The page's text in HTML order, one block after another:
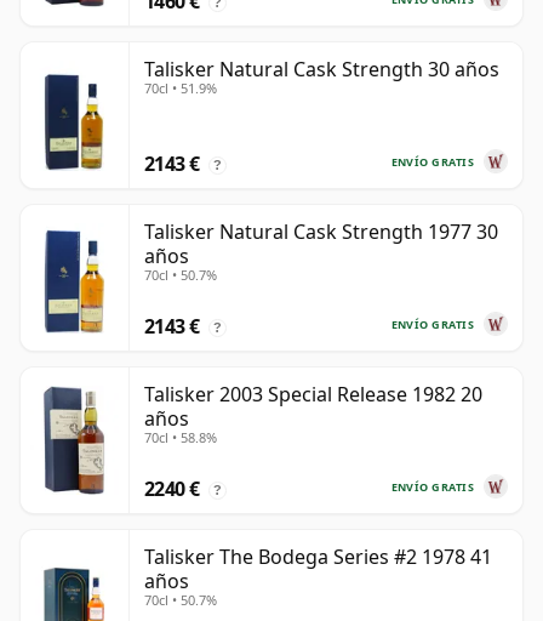
Talisker Natural Cask Strength 30 años
70cl • 51.9%
ENVÍO GRATIS
2143 € ?
Talisker Natural Cask Strength 1977 30
años
70cl • 50.7%
ENVÍO GRATIS
2143 € ?
Talisker 2003 Special Release 1982 20
años
70cl • 58.8%
ENVÍO GRATIS
2240 € ?
Talisker The Bodega Series #2 1978 41
años
70cl • 50.7%